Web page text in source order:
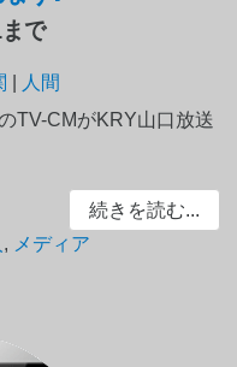
で
人間
TV-CMがKRY山口放送
続きを読む...
, メディア